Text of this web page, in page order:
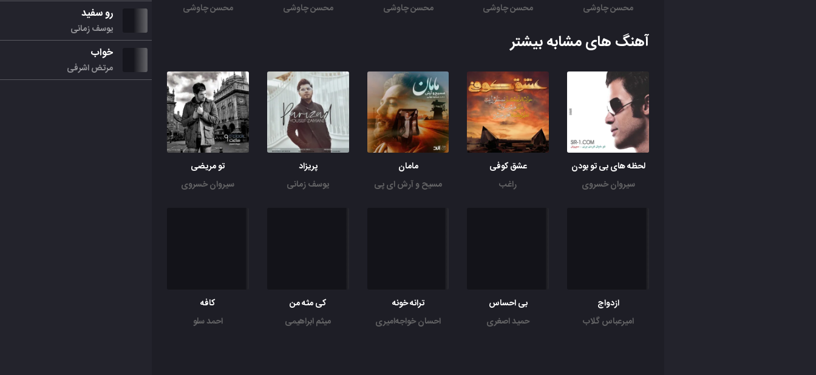
محسن چاوشی
محسن چاوشی
محسن چاوشی
محسن چاوشی
محسن چاوشی
آهنگ های مشابه بیشتر
لحظه های بی تو بودن
سیروان خسروی
عشق کوفی
راغب
مامان
مسیح و آرش ای پی
پریزاد
یوسف زمانی
تو مریضی
سیروان خسروی
ازدواج
امیرعباس گلاب
بی احساس
حمید اصغری
ترانه خونه
احسان خواجه‌امیری
کی مثه من
میثم ابراهیمی
کافه
احمد سلو
رو سفید
یوسف زمانی
خواب
مرتض اشرفی